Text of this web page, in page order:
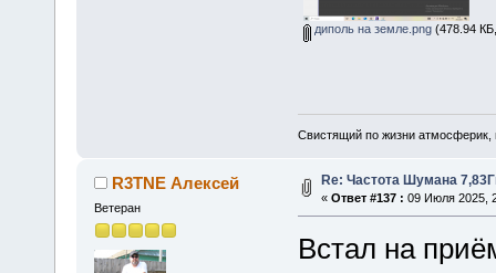
диполь на земле.png(478.94
Свистящий по жизни
R3TNE Алексей
Ветеран
Re: Частота Шумана
« Ответ #137 : 09 Июля 2025,
Встал на